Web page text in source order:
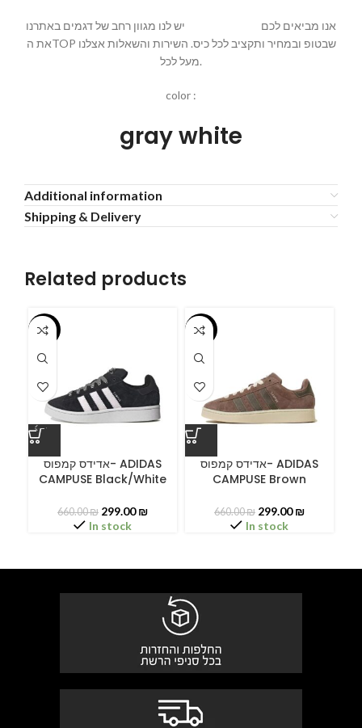
את הTOP שבטופ ובמחיר ותקציב לכל כיס. השירות והשאלות אצלנו
מעל לכל.
color :
gray white
Additional information
Shipping & Delivery
Related products
-55%
אדידס קמפוס- ADIDAS
CAMPUSE Black/White
660.00₪ 299.00₪
In stock
-55%
אדידס קמפוס- ADIDAS
CAMPUSE Brown
660.00₪ 299.00₪
In stock